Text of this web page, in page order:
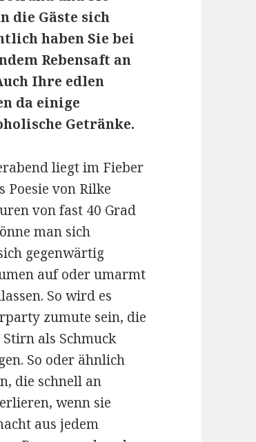
die Gäste sich
haben Sie bei
Rebensaft an
Ihre edlen
da einige
Getränke.
liegt im Fieber
Poesie von Rilke
von fast 40 Grad
man sich
gegenwärtig
auf oder umarmt
So wird es
zumute sein, die
als Schmuck
So oder ähnlich
die schnell an
wenn sie
aus jedem